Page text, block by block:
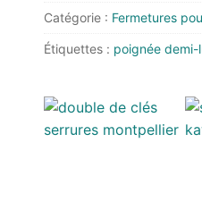
manœuvre
coulissant
Catégorie : Fermetures
Étiquettes : poignée demi-